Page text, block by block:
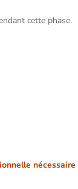
cette phase.
nécessaire